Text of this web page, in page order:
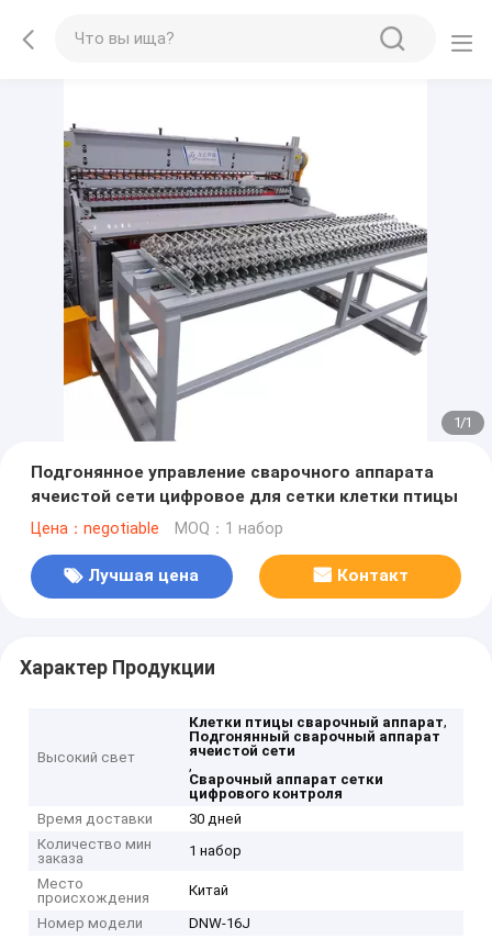
1/1
Подгонянное управление сварочного аппарата
ячеистой сети цифровое для сетки клетки птицы
Цена：negotiable MOQ：1 набор
Лучшая цена Контакт
Характер Продукции
Высокий свет
Клетки птицы сварочный аппарат,
Подгонянный сварочный аппарат
ячеистой сети
,
Сварочный аппарат сетки
цифрового контроля
Время доставки
30 дней
Количество мин
заказа
1 набор
Место
происхождения
Китай
Номер модели
DNW-16J